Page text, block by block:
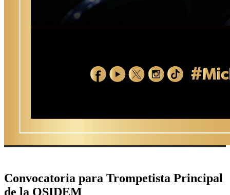
Convocatoria para Trompetista Principal
de la OSIDEM